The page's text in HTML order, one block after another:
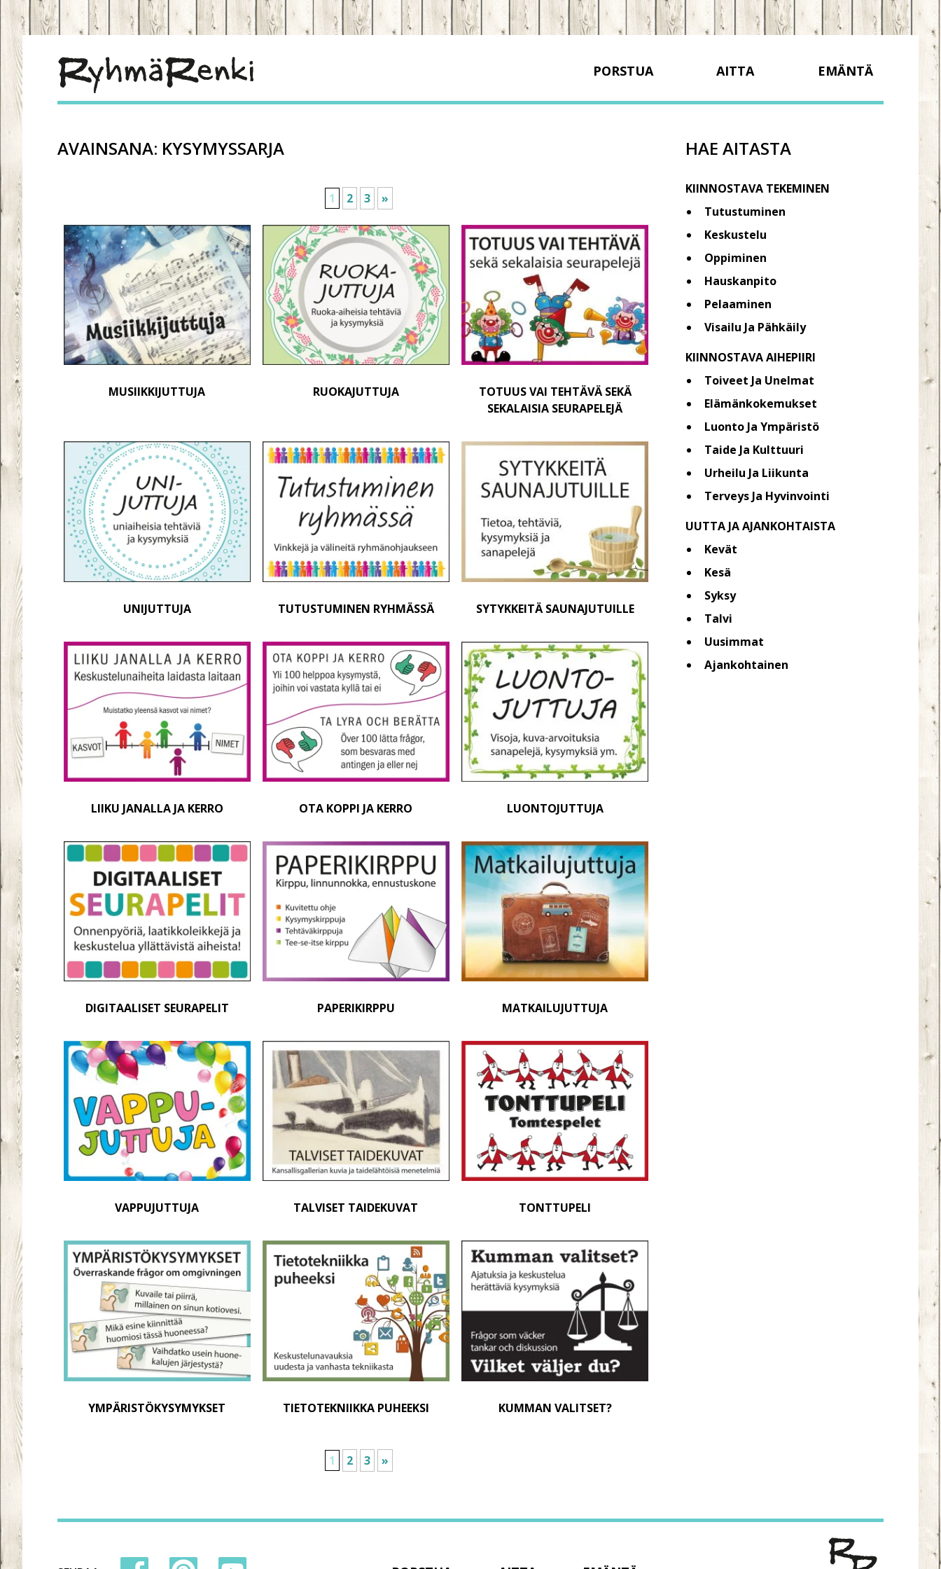
PORSTUA AITTA EMÄNTÄ
AVAINSANA: KYSYMYSSARJA
1 2 3 »
MUSIIKKIJUTTUJA RUOKAJUTTUJA
TOTUUS VAI TEHTÄVÄ SEKÄ
SEKALAISIA SEURAPELEJÄ
UNIJUTTUJA TUTUSTUMINEN RYHMÄSSÄ SYTYKKEITÄ SAUNAJUTUILLE
LIIKU JANALLA JA KERRO OTA KOPPI JA KERRO LUONTOJUTTUJA
DIGITAALISET SEURAPELIT PAPERIKIRPPU MATKAILUJUTTUJA
VAPPUJUTTUJA TALVISET TAIDEKUVAT TONTTUPELI
YMPÄRISTÖKYSYMYKSET TIETOTEKNIIKKA PUHEEKSI KUMMAN VALITSET?
1 2 3 »
HAE AITASTA
KIINNOSTAVA TEKEMINEN
Tutustuminen
Keskustelu
Oppiminen
Hauskanpito
Pelaaminen
Visailu Ja Pähkäily
KIINNOSTAVA AIHEPIIRI
Toiveet Ja Unelmat
Elämänkokemukset
Luonto Ja Ympäristö
Taide Ja Kulttuuri
Urheilu Ja Liikunta
Terveys Ja Hyvinvointi
UUTTA JA AJANKOHTAISTA
Kevät
Kesä
Syksy
Talvi
Uusimmat
Ajankohtainen